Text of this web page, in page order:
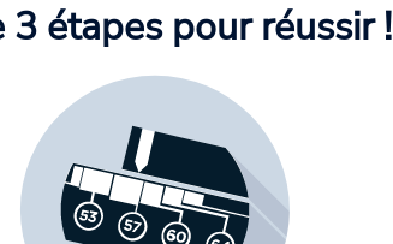
3 étapes pour réussir !